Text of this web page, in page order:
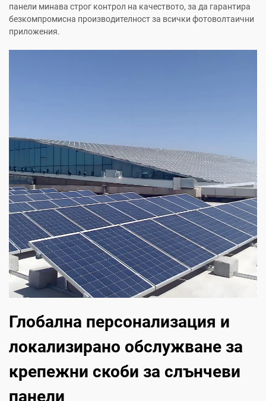
панели минава строг контрол на качеството, за да гарантира
безкомпромисна производителност за всички фотоволтаични
приложения.
Глобална персонализация и
локализирано обслужване за
крепежни скоби за слънчеви
панели